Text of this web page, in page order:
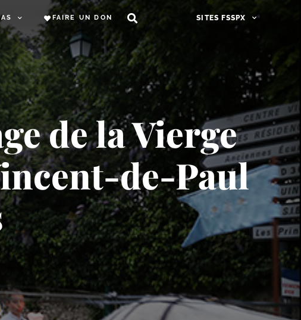
FAIRE UN DON SITES FSSPX
de la Vierge
​de-​Paul